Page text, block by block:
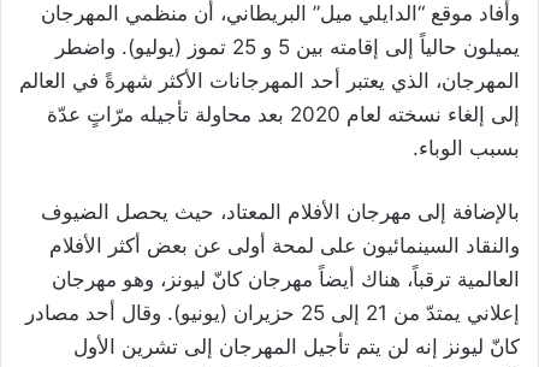
وأفاد موقع “الدايلي ميل” البريطاني، أن منظمي المهرجان
يميلون حالياً إلى إقامته بين 5 و 25 تموز (يوليو). واضطر
المهرجان، الذي يعتبر أحد المهرجانات الأكثر شهرةً في العالم
إلى إلغاء نسخته لعام 2020 بعد محاولة تأجيله مرّاتٍ عدّة
بسبب الوباء.
بالإضافة إلى مهرجان الأفلام المعتاد، حيث يحصل الضيوف
والنقاد السينمائيون على لمحة أولى عن بعض أكثر الأفلام
العالمية ترقباً، هناك أيضاً مهرجان كانّ ليونز، وهو مهرجان
إعلاني يمتدّ من 21 إلى 25 حزيران (يونيو). وقال أحد مصادر
كانّ ليونز إنه لن يتم تأجيل المهرجان إلى تشرين الأول